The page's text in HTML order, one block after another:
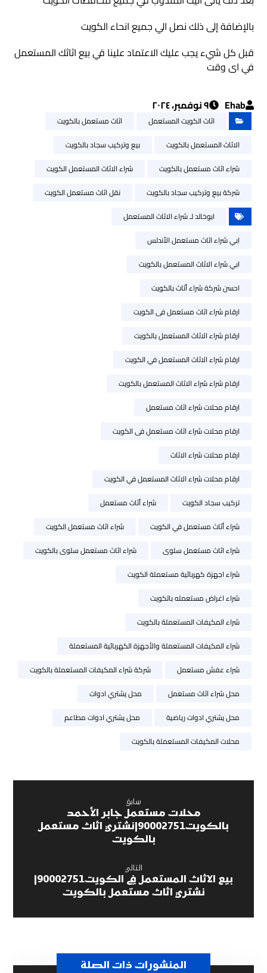
بالإضافة إلى ذلك نصل الي جميع انحاء الكويت
قبل كل شيء يجب عليك الاعتماد علينا قي بيع اثاثك المستعمل
في اى وقت
Ehab ٩ نوفمبر، ٢٠٢٤
اثاث الكويت المستعمل
اثاث مستعمل بالكويت
الاثاث المستعمل بالكويت
بيع وتركيب سجاد بالكويت
شراء اثاث مستعمل بالكويت
شراء الاثاث المستعمل الكويت
شركة بيع وتركيب سجاد بالكويت
نقل اثاث مستعمل الكويت
ابوخالد لـ شراء الاثاث المستعمل
ابي شراء اثاث مستعمل الأندلس
ابي شراء الاثاث المستعمل بالكويت
احسن شركة شراء أثاث بالكويت
ارقام شراء اثاث مستعمل فى الكويت
ارقام شراء الاثاث المستعمل بالكويت
ارقام شراء الاثاث المستعمل في الكويت
ارقام شراء شراء الاثاث المستعمل بالكويت
ارقام محلات شراء اثاث مستعمل
ارقام محلات شراء اثاث مستعمل فى الكويت
ارقام محلات شراء الاثاث
ارقام محلات شراء الاثاث المستعمل في الكويت
تركيب سجاد الكويت
شراء أثاث مستعمل
شراء أثاث مستعمل في الكويت
شراء اثاث مستعمل الكويت
شراء اثاث مستعمل سلوى
شراء اثاث مستعمل سلوى بالكويت
شراء اجهزة كهربائية مستعملة الكويت
شراء اغراض مستعمله بالكويت
شراء المكيفات المستعملة بالكويت
شراء المكيفات المستعملة والأجهزة الكهربائية المستعملة
شراء عفش مستعمل
شركة شراء المكيفات المستعملة بالكويت
محل شراء اثاث مستعمل
محل يشتري ادوات
محل يشتري ادوات رياضية
محل يشتري ادوات مطاعم
محلات المكيفات المستعملة بالكويت
سابق
محلات مستعمل جابر الأحمد
بالكويت90002751|نشتري اثاث مستعمل
بالكويت
التالي
نشتري اثاث مستعمل بالكويت
المنشورات ذات الصلة